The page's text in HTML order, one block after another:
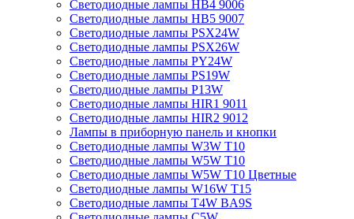
Светодиодные лампы HB4 9006
Светодиодные лампы HB5 9007
Светодиодные лампы PSX24W
Светодиодные лампы PSX26W
Светодиодные лампы PY24W
Светодиодные лампы PS19W
Светодиодные лампы P13W
Светодиодные лампы HIR1 9011
Светодиодные лампы HIR2 9012
Лампы в приборную панель и кнопки
Светодиодные лампы W3W T10
Светодиодные лампы W5W T10
Светодиодные лампы W5W T10 Цветные
Светодиодные лампы W16W T15
Светодиодные лампы T4W BA9S